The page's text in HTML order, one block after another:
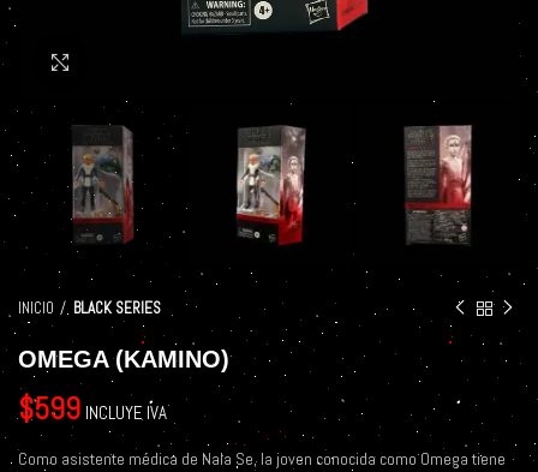
INICIO BLACK SERIES
OMEGA (KAMINO)
$599 INCLUYE IVA
Como asistente médica de Nala Se, la joven conocida como Omega tiene